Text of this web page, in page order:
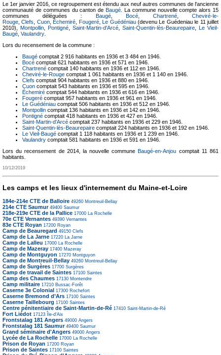
Le 1er janvier 2016, ce regroupement est étendu aux neuf autres communes de l'ancienne
communauté de communes du canton de Baugé . La commune nouvelle compte alors 15
communes déléguées : Baugé, Bocé, Chartrené,Cheviré-le-
Rouge ,Clefs Cuon,Échemiré Fougeré,Le Guédéniau(devenu Le Guédeniau le 11 juillet
2010), Montpollin Pontigné Saint-Martin-d'Arcé Saint-Quentin-lès-Beaurepaire
Le Vieil-
Baugé Vaulandry
Lors du recensement de la commune :
Baugé comptait 2 916 habitants en 1936 et 3 484 en 1946.
Bocé comptait 621 habitants en 1936 et 571 en 1946.
Chartrené comptait 140 habitants en 1936 et 112 en 1946.
Cheviré-le-Rouge comptait 1 061 habitants en 1936 et 1 140 en 1946.
Clefs comptait 904 habitants en 1936 et 880 en 1946.
Cuon comptait 543 habitants en 1936 et 595 en 1946.
Échemiré comptait 544 habitants en 1936 et 616 en 1946.
Fougeré comptait 957 habitants en 1936 et 961 en 1946.
Le Guédéniau comptait 506 habitants en 1936 et 512 en 1946.
Montpollin comptait 136 habitants en 1936 et 142 en 1946.
Pontigné comptait 418 habitants en 1936 et 427 en 1946.
Saint-Martin-d'Arcé comptait 237 habitants en 1936 et 229 en 1946.
Saint-Quentin-lès-Beaurepaire comptait 224 habitants en 1936 et 192 en 1946.
Le Vieil-Baugé comptait 1 118 habitants en 1936 et 1 239 en 1946.
Vaulandry comptait 581 habitants en 1936 et 591 en 1946.
Lors du recensement de 2014, la nouvelle communeBaugé-en-Anjou comptait 11 861
habitants.
10/12/2019
Les camps et les lieux d'internement du Maine-et-Loire
184e-214e CTE de Balloire 49260 Montreuil-Bellay
214e CTE Saumur 49400 Saumur
218e-219e CTE de la Pallice 17000 La Rochelle
70e CTE Vernantes 49390 Vernantes
83e CTE Royan 17200 Royan
Camp de Beauregard 49150 Clefs
Camp de La Jarne 17220 La Jarne
Camp de Lalleu 17000 La Rochelle
Camp de Mazeray 17400 Mazeray
Camp de Montguyon 17270 Montguyon
Camp de Montreuil-Bellay 49260 Montreuil-Bellay
Camp de Surgères 17700 Surgères
Camp de travail de Saintes 17100 Saintes
Camp des Chaumes 17130 Montendre
Camp militaire 17210 Bussac-Forêt
Caserne 3e Colonial 17300 Rochefort
Caserne Bremond d’Ars 17100 Saintes
Caserne Taillebourg 17100 Saintes
Centre pénitentiaire de Saint-Martin-de-Ré 17410 Saint-Martin-de-Ré
Fort Liédot 17123 Île-d'Aix
Frontstalag 181 Angers 49000 Angers
Frontstalag 181 Saumur 49400 Saumur
Grand séminaire d'Angers 49000 Angers
Lycée de La Rochelle 17000 La Rochelle
Prison de Royan 17200 Royan
Prison de Saintes 17100 Saintes